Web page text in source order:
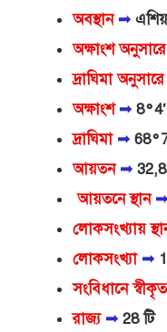
অবস্থান➟
অক্ষাংশ অনুসারে
দ্রাঘিমা অনুসারে
অক্ষাংশ ➟
দ্রাঘিমা ➟
আয়তন➟
আয়তনে স্থান ➟
লোকসংখ্যায়
লোকসংখ্যা ➟
সংবিধানে
রাজ্য ➟ 28 টি